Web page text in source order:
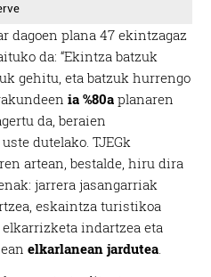
dagoen plana 47 ekintzagaz
da: “Ekintza batzuk
gehitu, eta batzuk hurrengo
ia %80a planaren
da, beraien
dutelako. TJEGk
artean, bestalde, hiru dira
jarrera jasangarriak
eskaintza turistikoa
indartzea eta
elkarlanean jardutea